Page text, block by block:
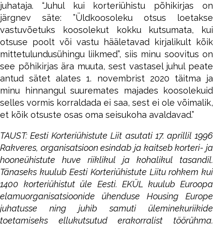
juhataja. “Juhul kui korteriühistu põhikirjas on
järgnev säte: ”Üldkoosoleku otsus loetakse
vastuvõetuks koosolekut kokku kutsumata, kui
otsuse poolt või vastu hääletavad kirjalikult kõik
mittetulundusühingu liikmed”, siis minu soovitus on
see põhikirjas ära muuta, sest vastasel juhul peate
antud sätet alates 1. novembrist 2020 täitma ja
minu hinnangul suuremates majades koosolekuid
selles vormis korraldada ei saa, sest ei ole võimalik,
et kõik otsuste osas oma seisukoha avaldavad.”
TAUST: Eesti Korteriühistute Liit asutati 17. aprillil 1996
Rakveres, organisatsioon esindab ja kaitseb korteri- ja
hooneühistute huve riiklikul ja kohalikul tasandil.
Tänaseks kuulub Eesti Korteriühistute Liitu rohkem kui
1400 korteriühistut üle Eesti. EKÜL kuulub Euroopa
elamuorganisatsioonide ühenduse Housing Europe
juhatusse ning juhib samuti üleminekuriikide
toetamiseks ellukutsutud erakorralist töörühma.